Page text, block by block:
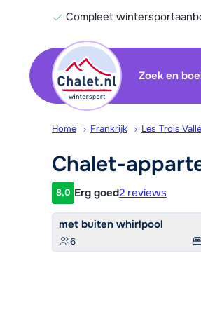
Compleet
Zoek en
Home Frankrijk Les Trois
Chalet-
Klantwaardering
8,0 Erg goed2 reviews
met buiten whirlpool
6